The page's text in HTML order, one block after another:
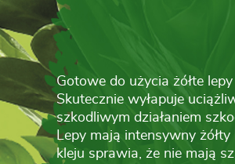
Gotowe do użycia żółte
Skutecznie wyłapuje
szkodliwym działaniem
Lepy mają intensywny
kleju sprawia, że nie mają